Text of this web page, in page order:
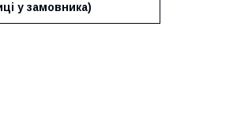
у замовника)